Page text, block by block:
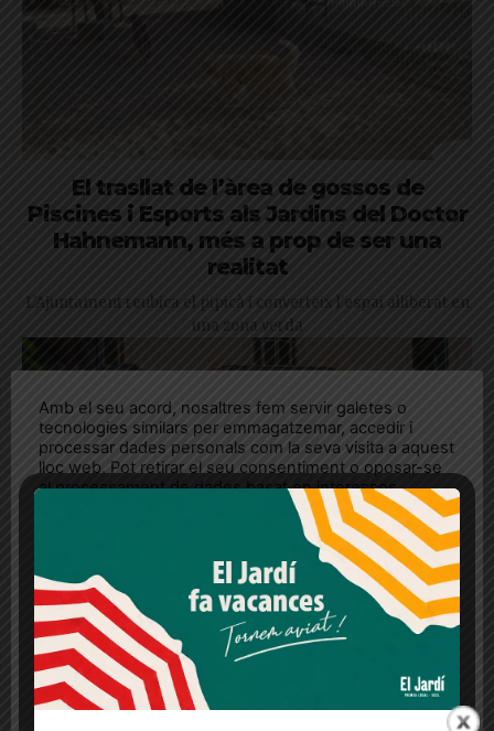
El trasllat de l’àrea de gossos de
Piscines i Esports als Jardins del Doctor
Hahnemann, més a prop de ser una
realitat
L'Ajuntament reubica el pipicà i converteix l'espai alliberat en
una zona verda
La nova comissaria de la Guàrdia Urbana
es començarà a construir a finals d’any
Amb el seu acord, nosaltres fem servir galetes o
tecnologies similars per emmagatzemar, accedir i
processar dades personals com la seva visita a aquest
lloc web. Pot retirar el seu consentiment o oposar-se
al processament de dades basat en interessos
legítims en qualsevol moment fent clic a "Ajustos de
cookies" o a la nostra Política de privacitat en aquest
lloc web. Si cliques "acceptar" dones el teu
Més informació Acceptar Rebutjar tot
Quan l’usuari crea un compte al Diari el Jardí, dona el
seu consentiment explícit per rebre comunicacions